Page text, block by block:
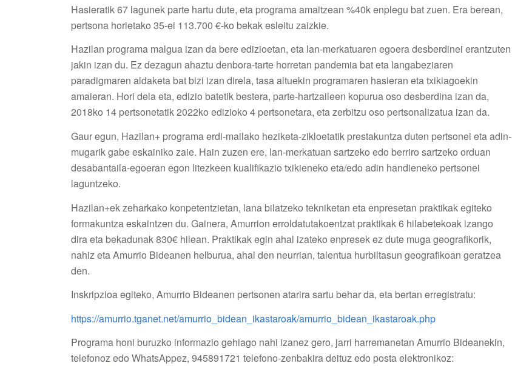
Hasieratik 67 lagunek parte hartu dute, eta programa amaitzean %40k enplegu bat zuen. Era berean,
pertsona horietako 35-ei 113.700 €-ko bekak esleitu zaizkie.
Hazilan programa malgua izan da bere edizioetan, eta lan-merkatuaren egoera desberdinei erantzuten
jakin izan du. Ez dezagun ahaztu denbora-tarte horretan pandemia bat eta langabeziaren
paradigmaren aldaketa bat bizi izan direla, tasa altuekin programaren hasieran eta txikiagoekin
amaieran. Hori dela eta, edizio batetik bestera, parte-hartzaileen kopurua oso desberdina izan da,
2018ko 14 pertsonetatik 2022ko edizioko 4 pertsonetara, eta zerbitzu oso pertsonalizatua izan da.
Gaur egun, Hazilan+ programa erdi-mailako heziketa-zikloetatik prestakuntza duten pertsonei eta adin-
mugarik gabe eskainiko zaie. Hain zuzen ere, lan-merkatuan sartzeko edo berriro sartzeko orduan
desabantaila-egoeran egon litezkeen kualifikazio txikieneko eta/edo adin handieneko pertsonei
laguntzeko.
Hazilan+ek zeharkako konpetentzietan, lana bilatzeko tekniketan eta enpresetan praktikak egiteko
formakuntza eskaintzen du. Gainera, Amurrion erroldatutakoentzat praktikak 6 hilabetekoak izango
dira eta bekadunak 830€ hilean. Praktikak egin ahal izateko enpresek ez dute muga geografikorik,
nahiz eta Amurrio Bideanen helburua, ahal den neurrian, talentua hurbiltasun geografikoan geratzea
den.
Inskripzioa egiteko, Amurrio Bideanen pertsonen atarira sartu behar da, eta bertan erregistratu:
https://amurrio.tganet.net/amurrio_bidean_ikastaroak/amurrio_bidean_ikastaroak.php
Programa honi buruzko informazio gehiago nahi izanez gero, jarri harremanetan Amurrio Bideanekin,
telefonoz edo WhatsAppez, 945891721 telefono-zenbakira deituz edo posta elektronikoz: